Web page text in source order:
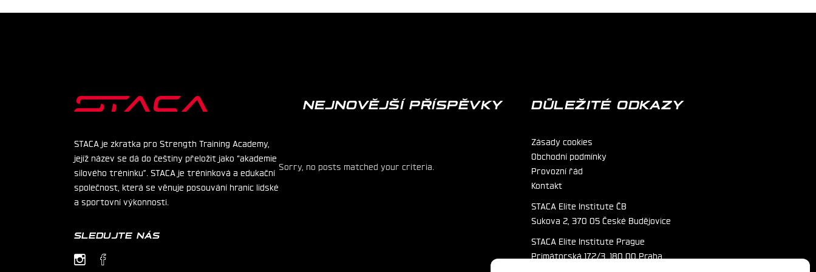
STACA je zkratka pro Strength Training Academy,
jejíž název se dá do češtiny přeložit jako “akademie
silového tréninku”. STACA je tréninková a edukační
společnost, která se věnuje posouvání hranic lidské
a sportovní výkonnosti.
SLEDUJTE NÁS
NEJNOVĚJŠÍ PŘÍSPĚVKY
Sorry, no posts matched your criteria.
DŮLEŽITÉ ODKAZY
Zásady cookies
Obchodní podmínky
Provozní řád
Kontakt
STACA Elite Institute ČB
Sukova 2, 370 05 České Budějovice
STACA Elite Institute Prague
Primátorská 172/3, 180 00 Praha